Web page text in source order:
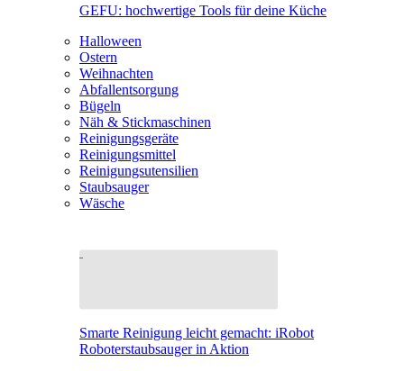
GEFU: hochwertige Tools für deine Küche
Halloween
Ostern
Weihnachten
Abfallentsorgung
Bügeln
Näh & Stickmaschinen
Reinigungsgeräte
Reinigungsmittel
Reinigungsutensilien
Staubsauger
Wäsche
Smarte Reinigung leicht gemacht: iRobot
Roboterstaubsauger in Aktion